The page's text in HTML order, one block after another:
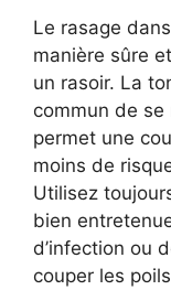
Le rasage
manière sûre
un rasoir. La
commun de
permet une
moins de
Utilisez
bien
d’infection ou
couper les